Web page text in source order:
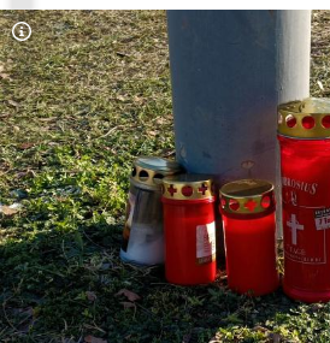
Copyright-Hinweis öffnen/